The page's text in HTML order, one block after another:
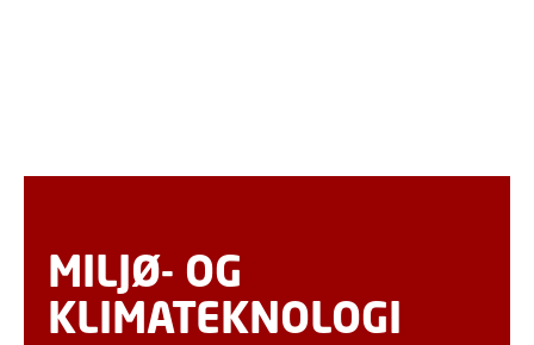
MILJØ- OG
KLIMATEKNOLOGI